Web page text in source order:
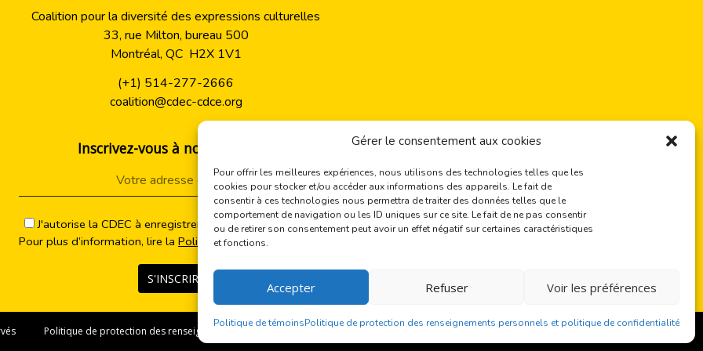
Gérer le consentement aux cookies
Pour offrir les meilleures expériences, nous utilisons des technologies telles que les
cookies pour stocker et/ou accéder aux informations des appareils. Le fait de
consentir à ces technologies nous permettra de traiter des données telles que le
comportement de navigation ou les ID uniques sur ce site. Le fait de ne pas consentir
ou de retirer son consentement peut avoir un effet négatif sur certaines caractéristiques
et fonctions.
Accepter Refuser Voir les préférences
Politique de témoinsPolitique de protection des renseignements personnels et politique de confidentialité
Coalition pour la diversité des expressions culturelles
33, rue Milton, bureau 500
Montréal, QC H2X 1V1
(+1) 514-277-2666
coalition@cdec-cdce.org
Inscrivez-vous à nos actualités
J'autorise la CDEC à enregistrer mon adresse courriel.
Pour plus d’information, lire laPolitique de confidentialité
Alternative:
Politique de protection des renseignements personnels et politique de confidentialité Connexion